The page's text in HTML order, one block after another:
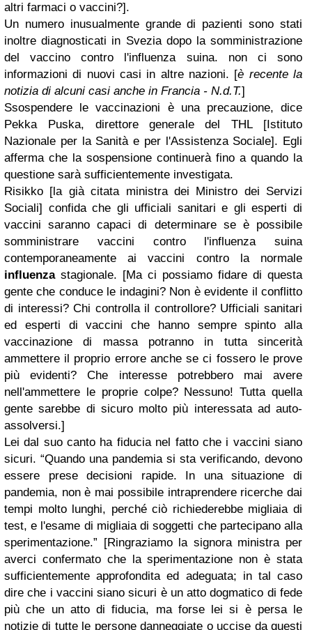
altri farmaci o vaccini?].
Un numero inusualmente grande di pazienti sono stati
inoltre diagnosticati in Svezia dopo la somministrazione
del vaccino contro l'influenza suina. non ci sono
informazioni di nuovi casi in altre nazioni. [è recente la
notizia di alcuni casi anche in Francia - N.d.T.]
Ssospendere le vaccinazioni è una precauzione, dice
Pekka Puska, direttore generale del THL [Istituto
Nazionale per la Sanità e per l'Assistenza Sociale]. Egli
afferma che la sospensione continuerà fino a quando la
questione sarà sufficientemente investigata.
Risikko [la già citata ministra dei Ministro dei Servizi
Sociali] confida che gli ufficiali sanitari e gli esperti di
vaccini saranno capaci di determinare se è possibile
somministrare vaccini contro l'influenza suina
contemporaneamente ai vaccini contro la normale
influenzastagionale. [Ma ci possiamo fidare di questa
gente che conduce le indagini? Non è evidente il conflitto
di interessi? Chi controlla il controllore? Ufficiali sanitari
ed esperti di vaccini che hanno sempre spinto alla
vaccinazione di massa potranno in tutta sincerità
ammettere il proprio errore anche se ci fossero le prove
più evidenti? Che interesse potrebbero mai avere
nell'ammettere le proprie colpe? Nessuno! Tutta quella
gente sarebbe di sicuro molto più interessata ad auto-
assolversi.]
Lei dal suo canto ha fiducia nel fatto che i vaccini siano
sicuri. “Quando una pandemia si sta verificando, devono
essere prese decisioni rapide. In una situazione di
pandemia, non è mai possibile intraprendere ricerche dai
tempi molto lunghi, perché ciò richiederebbe migliaia di
test, e l'esame di migliaia di soggetti che partecipano alla
sperimentazione.” [Ringraziamo la signora ministra per
averci confermato che la sperimentazione non è stata
sufficientemente approfondita ed adeguata; in tal caso
dire che i vaccini siano sicuri è un atto dogmatico di fede
più che un atto di fiducia, ma forse lei si è persa le
notizie di tutte le personedanneggiate o uccise da questi